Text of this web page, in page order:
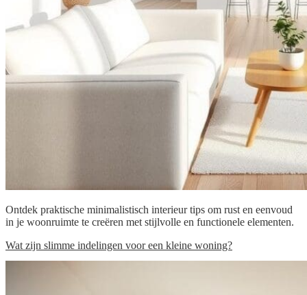
Ontdek praktische minimalistisch interieur tips om rust en eenvoud
in je woonruimte te creëren met stijlvolle en functionele elementen.
Wat zijn slimme indelingen voor een kleine woning?